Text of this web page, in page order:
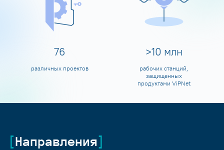
80
различных проектов
>10 млн
рабочих станций,
защищенных
продуктами ViPNet
Направления